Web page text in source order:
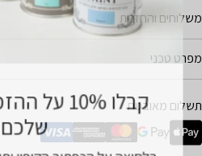
משלוחים והחזרות
מפרט טכני
תשלום מאובטח
אמצעי
תשלום
קבלו 10%